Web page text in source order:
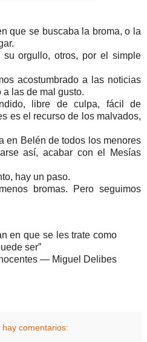
que se buscaba la broma, o la
orgullo, otros, por el simple
acostumbrado a las noticias
las de mal gusto.
libre de culpa, fácil de
es el recurso de los malvados,
en Belén de todos los menores
así, acabar con el Mesías
hay un paso.
bromas. Pero seguimos
en que se les trate como
ser”
— Miguel Delibes
hay comentarios: